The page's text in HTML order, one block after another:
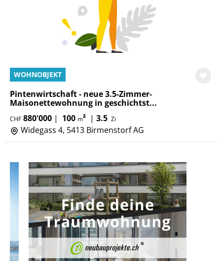
WOHNOBJEKT
Pintenwirtschaft - neue 3.5-Zimmer-
Maisonettewohnung in geschichtst...
CHF 880'000 | 100 m² | 3.5 Zi
Widegass 4, 5413 Birmenstorf AG